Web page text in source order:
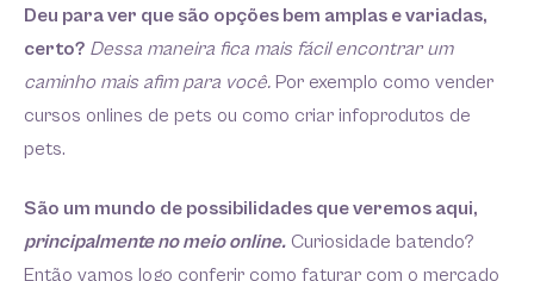
Deu para ver que são opções bem amplas e variadas,
certo? Dessa maneira fica mais fácil encontrar um
caminho mais afim para você. Por exemplo como vender
cursos onlines de pets ou como criar infoprodutos de
pets.
São um mundo de possibilidades que veremos aqui,
principalmente no meio online. Curiosidade batendo?
Então vamos logo conferir como faturar com o mercado